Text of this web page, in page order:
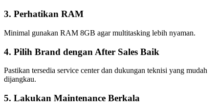
3. Perhatikan RAM
Minimal gunakan RAM 8GB agar multitasking lebih nyaman.
4. Pilih Brand dengan After Sales Baik
Pastikan tersedia service center dan dukungan teknisi yang mudah
dijangkau.
5. Lakukan Maintenance Berkala